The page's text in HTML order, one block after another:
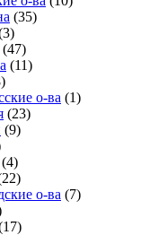
(35)
(47)
(11)
о-ва (1)
(23)
(9)
(4)
о-ва (7)